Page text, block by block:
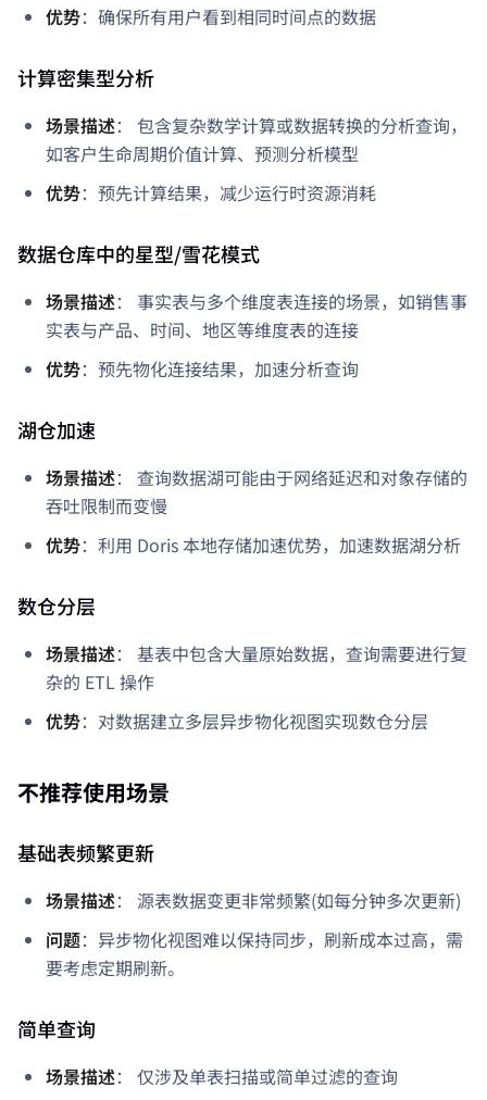
优势：确保所有用户看到相同时间点的数据
计算密集型分析
场景描述： 包含复杂数学计算或数据转换的分析查询，
如客户生命周期价值计算、预测分析模型
优势：预先计算结果，减少运行时资源消耗
数据仓库中的星型/雪花模式
场景描述： 事实表与多个维度表连接的场景，如销售事
实表与产品、时间、地区等维度表的连接
优势：预先物化连接结果，加速分析查询
湖仓加速
场景描述： 查询数据湖可能由于网络延迟和对象存储的
吞吐限制而变慢
优势：利用 Doris 本地存储加速优势，加速数据湖分析
数仓分层
场景描述： 基表中包含大量原始数据，查询需要进行复
杂的 ETL 操作
优势：对数据建立多层异步物化视图实现数仓分层
不推荐使用场景
基础表频繁更新
场景描述： 源表数据变更非常频繁(如每分钟多次更新)
问题：异步物化视图难以保持同步，刷新成本过高，需
要考虑定期刷新。
简单查询
场景描述： 仅涉及单表扫描或简单过滤的查询